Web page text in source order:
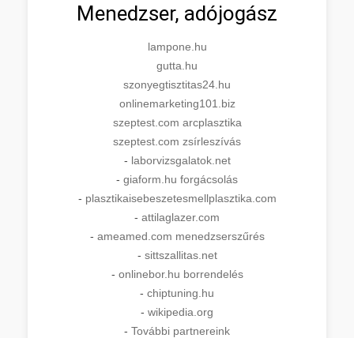
Menedzser, adójogász
lampone.hu
gutta.hu
szonyegtisztitas24.hu
onlinemarketing101.biz
szeptest.com arcplasztika
szeptest.com zsírleszívás
- laborvizsgalatok.net
- giaform.hu forgácsolás
- plasztikaisebeszetesmellplasztika.com
- attilaglazer.com
- ameamed.com menedzserszűrés
- sittszallitas.net
- onlinebor.hu borrendelés
- chiptuning.hu
- wikipedia.org
- További partnereink